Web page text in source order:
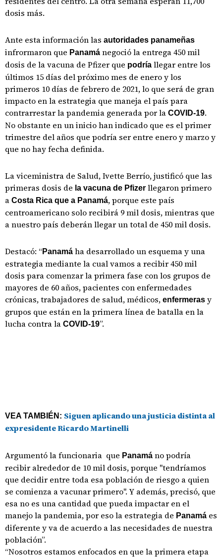
dosis más.
Ante esta información las autoridades panameñas
infrormaron que Panamá negoció la entrega 450 mil
dosis de la vacuna de Pfizer que podría llegar entre los
últimos 15 días del próximo mes de enero y los
primeros 10 días de febrero de 2021, lo que será de gran
impacto en la estrategia que maneja el país para
contrarrestar la pandemia generada por la COVID-19.
No obstante en un inicio han indicado que es el primer
trimestre del años que podría ser entre enero y marzo y
que no hay fecha definida.
La viceministra de Salud, Ivette Berrío, justificó que las
primeras dosis de la vacuna de Pfizer llegaron primero
a Costa Rica que a Panamá, porque este país
centroamericano solo recibirá 9 mil dosis, mientras que
a nuestro país deberán llegar un total de 450 mil dosis.
Destacó: “Panamá ha desarrollado un esquema y una
estrategia mediante la cual vamos a recibir 450 mil
dosis para comenzar la primera fase con los grupos de
mayores de 60 años, pacientes con enfermedades
crónicas, trabajadores de salud, médicos, enfermeras y
grupos que están en la primera línea de batalla en la
lucha contra la COVID-19”.
VEA TAMBIÉN: Siguen aplicando una justicia distinta al
expresidente Ricardo Martinelli
Argumentó la funcionaria que Panamá no podría
recibir alrededor de 10 mil dosis, porque "tendríamos
que decidir entre toda esa población de riesgo a quien
se comienza a vacunar primero". Y además, precisó, que
esa no es una cantidad que pueda impactar en el
manejo la pandemia, por eso la estrategia de Panamá es
diferente y va de acuerdo a las necesidades de nuestra
población”.
“Nosotros estamos enfocados en que la primera etapa